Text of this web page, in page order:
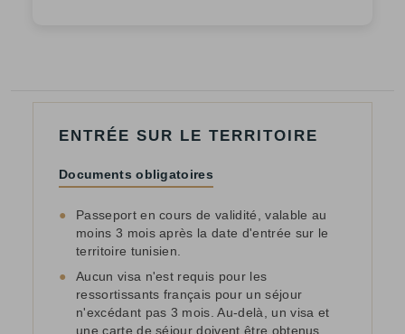
ENTRÉE SUR LE TERRITOIRE
Documents obligatoires
●
Passeport en cours de validité, valable au
moins 3 mois après la date d'entrée sur le
territoire tunisien.
●
Aucun visa n'est requis pour les
ressortissants français pour un séjour
n'excédant pas 3 mois. Au-delà, un visa et
une carte de séjour doivent être obtenus